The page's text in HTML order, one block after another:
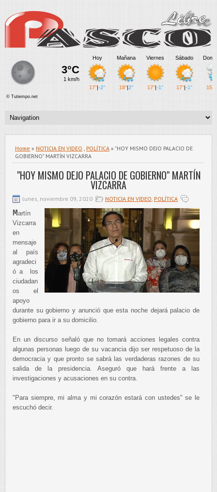
Home » NOTICIA EN VIDEO , POLÍTICA » "HOY MISMO DEJO PALACIO DE
GOBIERNO" MARTÍN VIZCARRA
"HOY MISMO DEJO PALACIO DE GOBIERNO" MARTÍN
VIZCARRA
lunes, noviembre 09, 2020 NOTICIA EN VIDEO, POLÍTICA
Martín
Vizcarra
en
mensaje
al país
agradeci
ó a los
ciudadan
os el
apoyo
durante su gobierno y anunció que esta noche dejará palacio de
gobierno para ir a su domicilio.
En un discurso señaló que no tomará acciones legales contra
algunas personas luego de su vacancia dijo ser respetuoso de la
democracia y que pronto se sabrá las verdaderas razones de su
salida de la presidencia. Aseguró que hará frente a las
investigaciones y acusaciones en su contra.
"Para siempre, mi alma y mi corazón estará con ustedes" se le
escuchó decir.